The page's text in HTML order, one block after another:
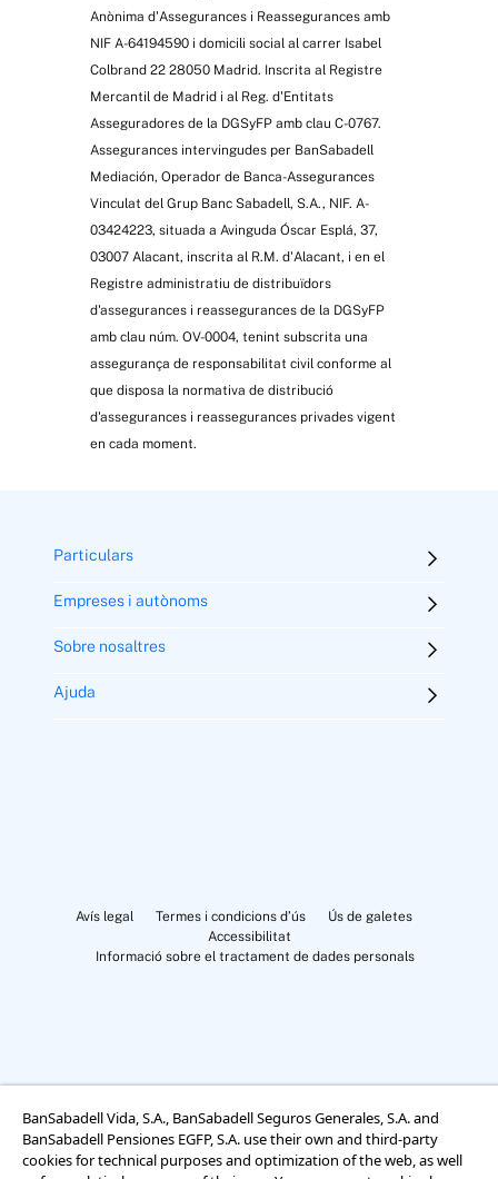
Anònima d'Assegurances i Reassegurances amb
NIF A-64194590 i domicili social al carrer Isabel
Colbrand 22 28050 Madrid. Inscrita al Registre
Mercantil de Madrid i al Reg. d'Entitats
Asseguradores de la DGSyFP amb clau C-0767.
Assegurances intervingudes per BanSabadell
Mediación, Operador de Banca-Assegurances
Vinculat del Grup Banc Sabadell, S.A., NIF. A-
03424223, situada a Avinguda Óscar Esplá, 37,
03007 Alacant, inscrita al R.M. d'Alacant, i en el
Registre administratiu de distribuïdors
d'assegurances i reassegurances de la DGSyFP
amb clau núm. OV-0004, tenint subscrita una
assegurança de responsabilitat civil conforme al
que disposa la normativa de distribució
d'assegurances i reassegurances privades vigent
en cada moment.
Particulars
Empreses i autònoms
Sobre nosaltres
Ajuda
Avís legal Termes i condicions d’ús
Ús de galetes
Accessibilitat
Informació sobre el tractament de dades personals
Cookies Settings
BanSabadell Vida, S.A., BanSabadell Seguros Generales, S.A. and
BanSabadell Pensiones EGFP, S.A. use their own and third-party
cookies for technical purposes and optimization of the web, as well